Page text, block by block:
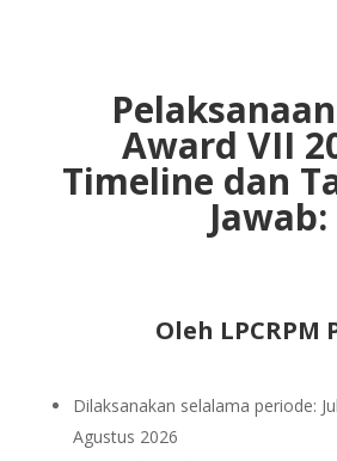
Award VII
Timeline dan
Jawab:
Oleh LPCRPM
Dilaksanakan selalama periode:
Agustus 2026